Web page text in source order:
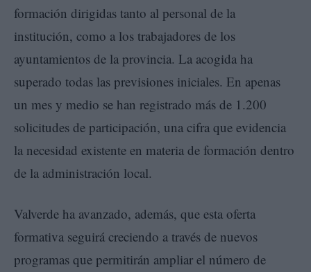
formación dirigidas tanto al personal de la
institución, como a los trabajadores de los
ayuntamientos de la provincia. La acogida ha
superado todas las previsiones iniciales. En apenas
un mes y medio se han registrado más de 1.200
solicitudes de participación, una cifra que evidencia
la necesidad existente en materia de formación dentro
de la administración local.
Valverde ha avanzado, además, que esta oferta
formativa seguirá creciendo a través de nuevos
programas que permitirán ampliar el número de